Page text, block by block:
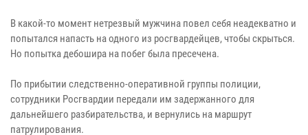
В какой-то момент нетрезвый мужчина повел себя неадекватно и
попытался напасть на одного из росгвардейцев, чтобы скрыться.
Но попытка дебошира на побег была пресечена.
По прибытии следственно-оперативной группы полиции,
сотрудники Росгвардии передали им задержанного для
дальнейшего разбирательства, и вернулись на маршрут
патрулирования.